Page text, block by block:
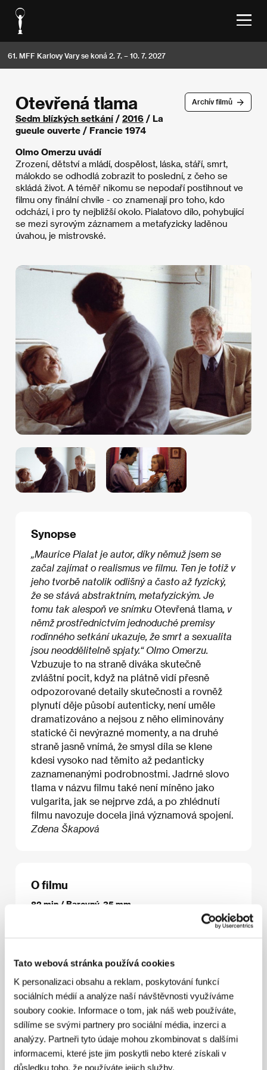
Tato webová stránka používá cookies
K personalizaci obsahu a reklam, poskytování funkcí
sociálních médií a analýze naší návštěvnosti využíváme
soubory cookie. Informace o tom, jak náš web používáte,
sdílíme se svými partnery pro sociální média, inzerci a
analýzy. Partneři tyto údaje mohou zkombinovat s dalšími
informacemi, které jste jim poskytli nebo které získali v
důsledku toho, že používáte jejich služby.
61. MFF Karlovy Vary se koná 2. 7. – 10. 7. 2027
Archív filmů
Otevřená tlama
Sedm blízkých setkání/ 2016 / La
gueule ouverte / Francie 1974
Olmo Omerzu uvádí
Zrození, dětství a mládí, dospělost, láska, stáří, smrt,
málokdo se odhodlá zobrazit to poslední, z čeho se
skládá život. A téměř nikomu se nepodaří postihnout ve
filmu ony finální chvíle - co znamenají pro toho, kdo
odchází, i pro ty nejbližší okolo. Pialatovo dílo, pohybující
se mezi syrovým záznamem a metafyzicky laděnou
úvahou, je mistrovské.
Synopse
„Maurice Pialat je autor, díky němuž jsem se
začal zajímat o realismus ve filmu. Ten je totiž v
jeho tvorbě natolik odlišný a často až fyzický,
že se stává abstraktním, metafyzickým. Je
tomu tak alespoň ve snímku Otevřená tlama, v
němž prostřednictvím jednoduché premisy
rodinného setkání ukazuje, že smrt a sexualita
jsou neoddělitelně spjaty.“ Olmo Omerzu.
Vzbuzuje to na straně diváka skutečně
zvláštní pocit, když na plátně vidí přesně
odpozorované detaily skutečnosti a rovněž
plynutí děje působí autenticky, není uměle
dramatizováno a nejsou z něho eliminovány
statické či nevýrazné momenty, a na druhé
straně jasně vnímá, že smysl díla se klene
kdesi vysoko nad těmito až pedanticky
zaznamenanými podrobnostmi. Jadrné slovo
tlama v názvu filmu také není míněno jako
vulgarita, jak se nejprve zdá, a po zhlédnutí
filmu navozuje docela jiná významová spojení.
Zdena Škapová
O filmu
82 min / Barevný, 35 mm
Maurice Pialat/
ProducentAndré Génovès, Micheline Pialat
HrajíNathalie Baye, Hubert Deschamps, Philippe
Léotard, Monique Mélinand/ SalesGaumont
Režie